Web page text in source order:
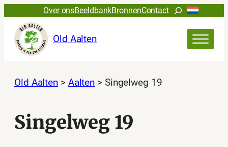
naar
inhoud
Over onsBeeldbankBronnenContactZoeken
Old Aalten
Old Aalten > Aalten > Singelweg 19
Singelweg 19